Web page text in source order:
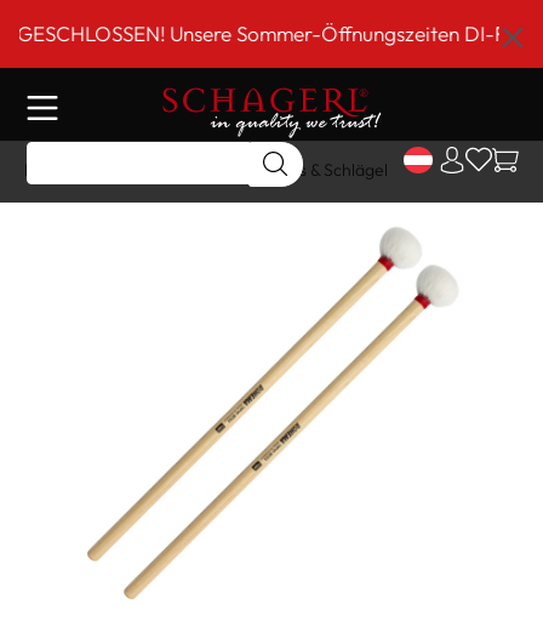
springenUnsere Sommer-Öffnungszeiten DI-FR 9
Home Sticks & Schlägel